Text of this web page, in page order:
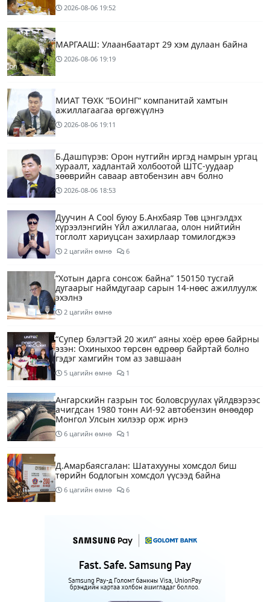
2026-08-06 19:52
МАРГААШ: Улаанбаатарт 29 хэм дулаан байна
2026-08-06 19:19
МИАТ ТӨХК “БОИНГ“ компанитай хамтын
ажиллагаагаа өргөжүүлнэ
2026-08-06 19:11
Б.Дашпүрэв: Орон нутгийн иргэд намрын ургац
хураалт, хадлантай холбоотой ШТС-уудаар
зөөврийн саваар автобензин авч болно
2026-08-06 18:53
Дуучин A Cool буюу Б.Анхбаяр Төв цэнгэлдэх
хүрээлэнгийн Үйл ажиллагаа, олон нийтийн
тоглолт хариуцсан захирлаар томилогджээ
2 цагийн өмнө 6
“Хотын дарга сонсож байна” 150150 тусгай
дугаарыг наймдугаар сарын 14-нөөс ажиллуулж
эхэлнэ
2 цагийн өмнө
“Супер бэлэгтэй 20 жил“ аяны хоёр өрөө байрны
эзэн: Охиныхоо төрсөн өдрөөр байртай болно
гэдэг хамгийн том аз завшаан
5 цагийн өмнө 1
Ангарскийн газрын тос боловсруулах үйлдвэрээс
ачигдсан 1980 тонн АИ-92 автобензин өнөөдөр
Монгол Улсын хилээр орж ирнэ
6 цагийн өмнө 1
Д.Амарбаясгалан: Шатахууны хомсдол биш
төрийн бодлогын хомсдол үүсээд байна
6 цагийн өмнө 6
23:00 цагаас түр хааж, борооны ус зайлуулах
шугамын хөндлөн сэтэлгээ хийнэ
Нэгдүгээр ангид элсэгчдийн бүртгэлийг энэ
сарын 17-ноос E-Mongolia системээр зохион